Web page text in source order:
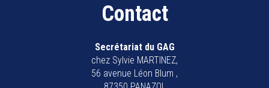
Contact
Secrétariat du GAG
chez Sylvie MARTINEZ,
56 avenue Léon Blum ,